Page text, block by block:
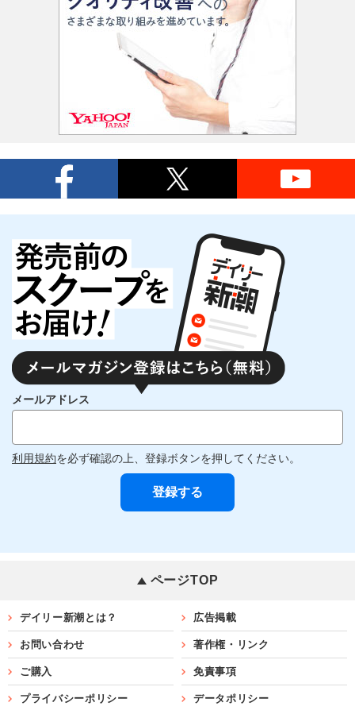
メールアドレス
利用規約を必ず確認の上、登録ボタンを押してください。
ページTOP
デイリー新潮とは？ 広告掲載
お問い合わせ 著作権・リンク
ご購入 免責事項
プライバシーポリシー データポリシー